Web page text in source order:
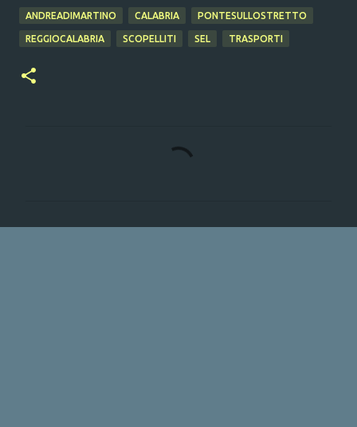
ANDREADIMARTINO CALABRIA PONTESULLOSTRETTO
REGGIOCALABRIA SCOPELLITI SEL TRASPORTI